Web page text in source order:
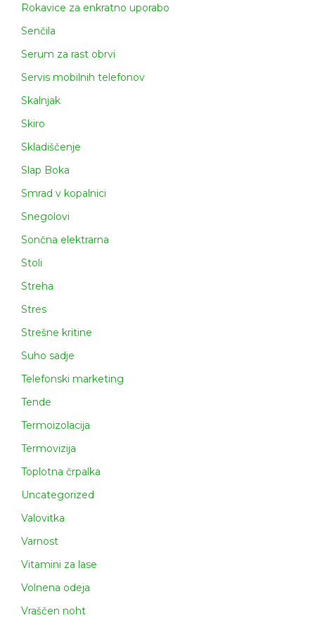
Rokavice za enkratno uporabo
Senčila
Serum za rast obrvi
Servis mobilnih telefonov
Skalnjak
Skiro
Skladiščenje
Slap Boka
Smrad v kopalnici
Snegolovi
Sončna elektrarna
Stoli
Streha
Stres
Strešne kritine
Suho sadje
Telefonski marketing
Tende
Termoizolacija
Termovizija
Toplotna črpalka
Uncategorized
Valovitka
Varnost
Vitamini za lase
Volnena odeja
Vraščen noht